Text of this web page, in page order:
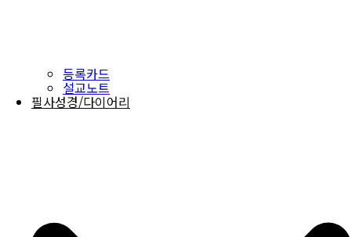
등록카드
설교노트
필사성경/다이어리